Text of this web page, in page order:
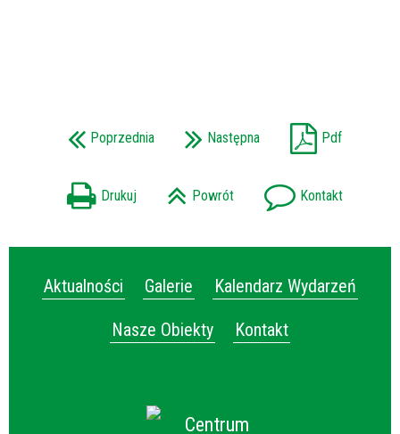
Poprzednia Następna Pdf
Drukuj Powrót Kontakt
Aktualności Galerie Kalendarz Wydarzeń
Nasze Obiekty Kontakt
Centrum